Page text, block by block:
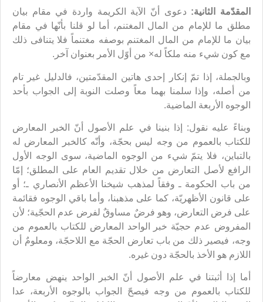
المقدّمة الثانية: دعوى أنّ الآية الكريمة واردة في مقام بيان
مطلق ما للإمام من المال المغتنم، أما لو قلنا بأنّها في مقام
بيان ما للإمام من المال المغتنم بوصفه مغتنماً فلا يتنافى ذلك
مع كون شيء منه ملكاً له× من أوّل الأمر بعنوان آخر.
وبالجملة، إذا تمّ إنكار إحدى هاتين المقدّمتين، فالدليل غير تام
من أصله، وإذا سلمنا بهما معاً وصلت النوبة إلى الجواب بأحد
الوجوه الأربعة الماضية.
وبناءً عليه نقول: إذا بنينا في علم الأصول أنّ الخبر المعارض
للكتاب بالعموم من وجه ليس بحجّة، وأنّه كالخبر المعارض له
بالتباين، فلا يتمّ شيء من الوجوه الماضية، سوى الوجه الأول
الرافع لأصل التعارض من خلال تقديم العام على المطلق؛ إمّا
من باب الحكومة ـ وفقاً لمذهب شيخنا الأعظم الأنصاري ـ؛ أو
على قانون الأظهريّة، كما على مذهبنا، وأما باقي الوجوه فقائمة
على فرض التعارض، وهو فرضٌ مساوقٌ لفرض عدم الحجّية؛ لأن
المفروض عدم حجيّة خبر الواحد المعارض للكتاب بالعموم من
وجه، فيصير ذلك من باب تعارض الحجّة مع اللاحجّة، ومعلومٌ أن
اللازم هو الأخذ بالحجّة دون غيره.
أما إذا أثبتنا في علم الأصول أنّ الخبر الواحد ينهض معارضاً
للكتاب بالعموم من وجه فيصحّ الجواب بالوجوه الأربعة، عدا